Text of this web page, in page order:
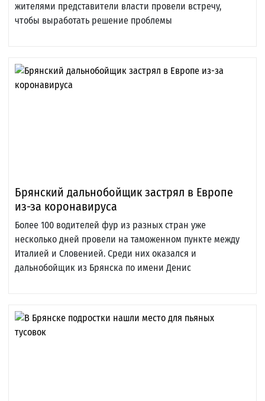
жителями представители власти провели встречу,
чтобы выработать решение проблемы
Брянский дальнобойщик застрял в Европе
из-за коронавируса
Более 100 водителей фур из разных стран уже
несколько дней провели на таможенном пункте между
Италией и Словенией. Среди них оказался и
дальнобойщик из Брянска по имени Денис